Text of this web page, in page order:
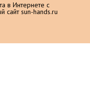
в Интернете с
сайт sun-hands.ru